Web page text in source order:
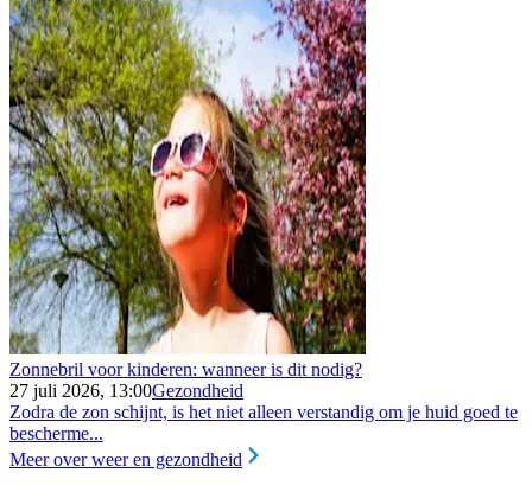
Zonnebril voor kinderen: wanneer is dit nodig?
27 juli 2026, 13:00Gezondheid
Zodra de zon schijnt, is het niet alleen verstandig om je huid goed te
bescherme...
Meer over weer en gezondheid